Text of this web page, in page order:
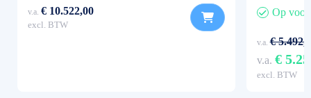
v.a. € 10.522,00
excl. BTW
Op
v.a. €
v.a. €
excl. BTW